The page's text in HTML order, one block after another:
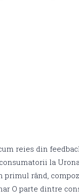
reies din
la
primul rând,
O parte dintre